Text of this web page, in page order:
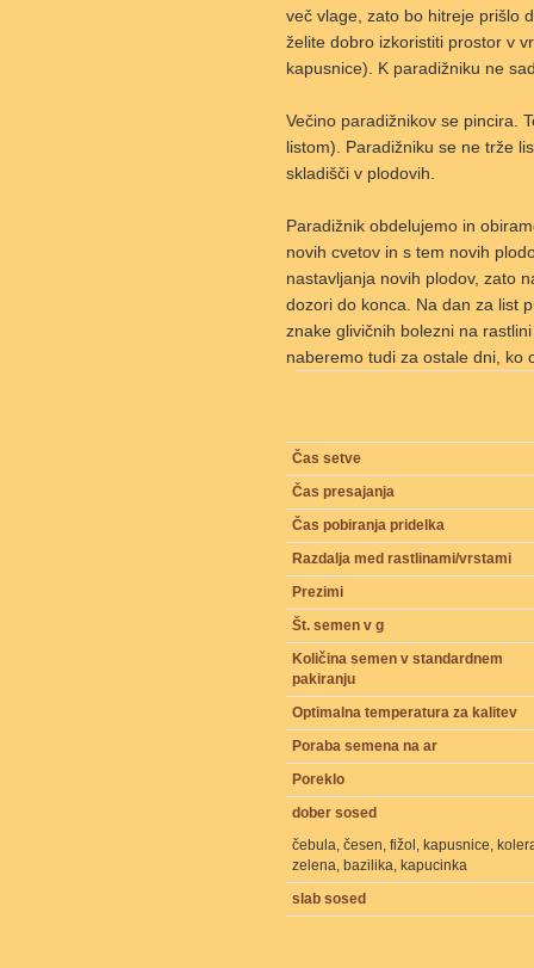
več vlage, zato bo hitreje prišlo
želite dobro izkoristiti prostor v
kapusnice). K paradižniku ne
Večino paradižnikov se pincira.
listom). Paradižniku se ne trže
skladišči v plodovih.
Paradižnik obdelujemo in
novih cvetov in s tem novih
nastavljanja novih plodov, zato
dozori do konca. Na dan za list
znake glivičnih bolezni na
naberemo tudi za ostale dni, ko
Čas setve
Čas presajanja
Čas pobiranja pridelka
Razdalja med rastlinami/vrstami
Prezimi
Št. semen v g
Količina semen v standardnem
pakiranju
Optimalna temperatura za kalitev
Poraba semena na ar
Poreklo
dober sosed
čebula, česen, fižol, kapusnice,
zelena, bazilika, kapucinka
slab sosed